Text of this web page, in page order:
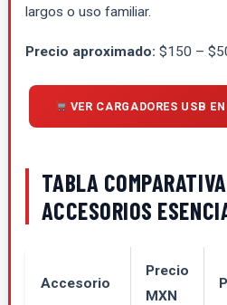
largos o uso familiar.
Precio aproximado: $150 –
VER CARGADORES USB
TABLA
ACCESORIOS
Accesorio
Precio
MXN